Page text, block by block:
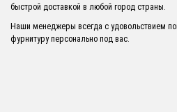
быстрой доставкой в любой город страны.
Наши менеджеры всегда с удовольствием
фурнитуру персонально под вас.